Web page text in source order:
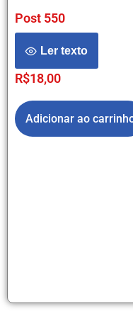
Post 550
Ler texto
R$18,00
Adicionar ao